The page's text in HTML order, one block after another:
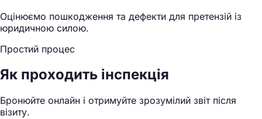
Оцінюємо пошкодження та дефекти для претензій із
юридичною силою.
Простий процес
Як проходить інспекція
Бронюйте онлайн і отримуйте зрозумілий звіт після
візиту.